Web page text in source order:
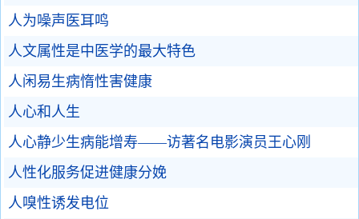
人为噪声医耳鸣
人文属性是中医学的最大特色
人闲易生病惰性害健康
人心和人生
人心静少生病能增寿——访著名电影演员王心刚
人性化服务促进健康分娩
人嗅性诱发电位